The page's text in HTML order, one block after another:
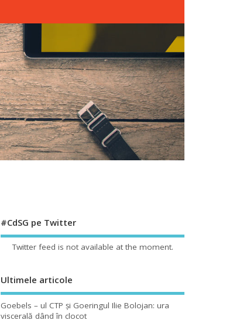
#CdSG pe Twitter
Twitter feed is not available at the moment.
Ultimele articole
Goebels – ul CTP şi Goeringul Ilie Bolojan: ura
viscerală dând în clocot